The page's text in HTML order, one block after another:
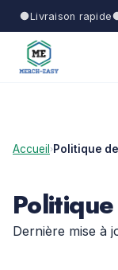
Livraison rapide
Accueil ›Politique
Dernière mise à